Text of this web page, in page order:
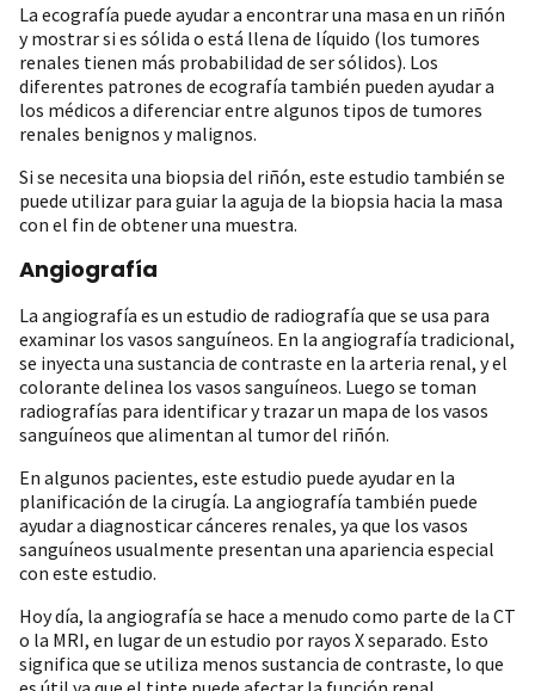
La ecografía puede ayudar a encontrar una masa en un riñón
y mostrar si es sólida o está llena de líquido (los tumores
renales tienen más probabilidad de ser sólidos). Los
diferentes patrones de ecografía también pueden ayudar a
los médicos a diferenciar entre algunos tipos de tumores
renales benignos y malignos.
Si se necesita una biopsia del riñón, este estudio también se
puede utilizar para guiar la aguja de la biopsia hacia la masa
con el fin de obtener una muestra.
Angiografía
La angiografía es un estudio de radiografía que se usa para
examinar los vasos sanguíneos. En la angiografía tradicional,
se inyecta una sustancia de contraste en la arteria renal, y el
colorante delinea los vasos sanguíneos. Luego se toman
radiografías para identificar y trazar un mapa de los vasos
sanguíneos que alimentan al tumor del riñón.
En algunos pacientes, este estudio puede ayudar en la
planificación de la cirugía. La angiografía también puede
ayudar a diagnosticar cánceres renales, ya que los vasos
sanguíneos usualmente presentan una apariencia especial
con este estudio.
Hoy día, la angiografía se hace a menudo como parte de la CT
o la MRI, en lugar de un estudio por rayos X separado. Esto
significa que se utiliza menos sustancia de contraste, lo que